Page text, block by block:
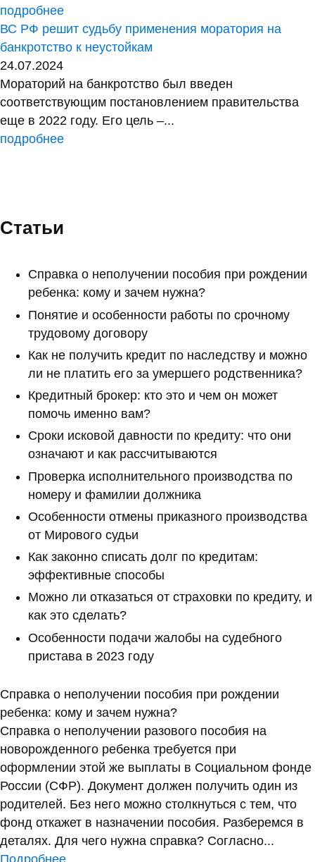
подробнее
ВС РФ решит судьбу применения моратория на
банкротство к неустойкам
24.07.2024
Мораторий на банкротство был введен
соответствующим постановлением правительства
еще в 2022 году. Его цель –...
подробнее
Статьи
Справка о неполучении пособия при рождении
ребенка: кому и зачем нужна?
Понятие и особенности работы по срочному
трудовому договору
Как не получить кредит по наследству и можно
ли не платить его за умершего родственника?
Кредитный брокер: кто это и чем он может
помочь именно вам?
Сроки исковой давности по кредиту: что они
означают и как рассчитываются
Проверка исполнительного производства по
номеру и фамилии должника
Особенности отмены приказного производства
от Мирового судьи
Как законно списать долг по кредитам:
эффективные способы
Можно ли отказаться от страховки по кредиту, и
как это сделать?
Особенности подачи жалобы на судебного
пристава в 2023 году
Справка о неполучении пособия при рождении
ребенка: кому и зачем нужна?
Справка о неполучении разового пособия на
новорожденного ребенка требуется при
оформлении этой же выплаты в Социальном фонде
России (СФР). Документ должен получить один из
родителей. Без него можно столкнуться с тем, что
фонд откажет в назначении пособия. Разберемся в
деталях. Для чего нужна справка? Согласно...
Подробнее